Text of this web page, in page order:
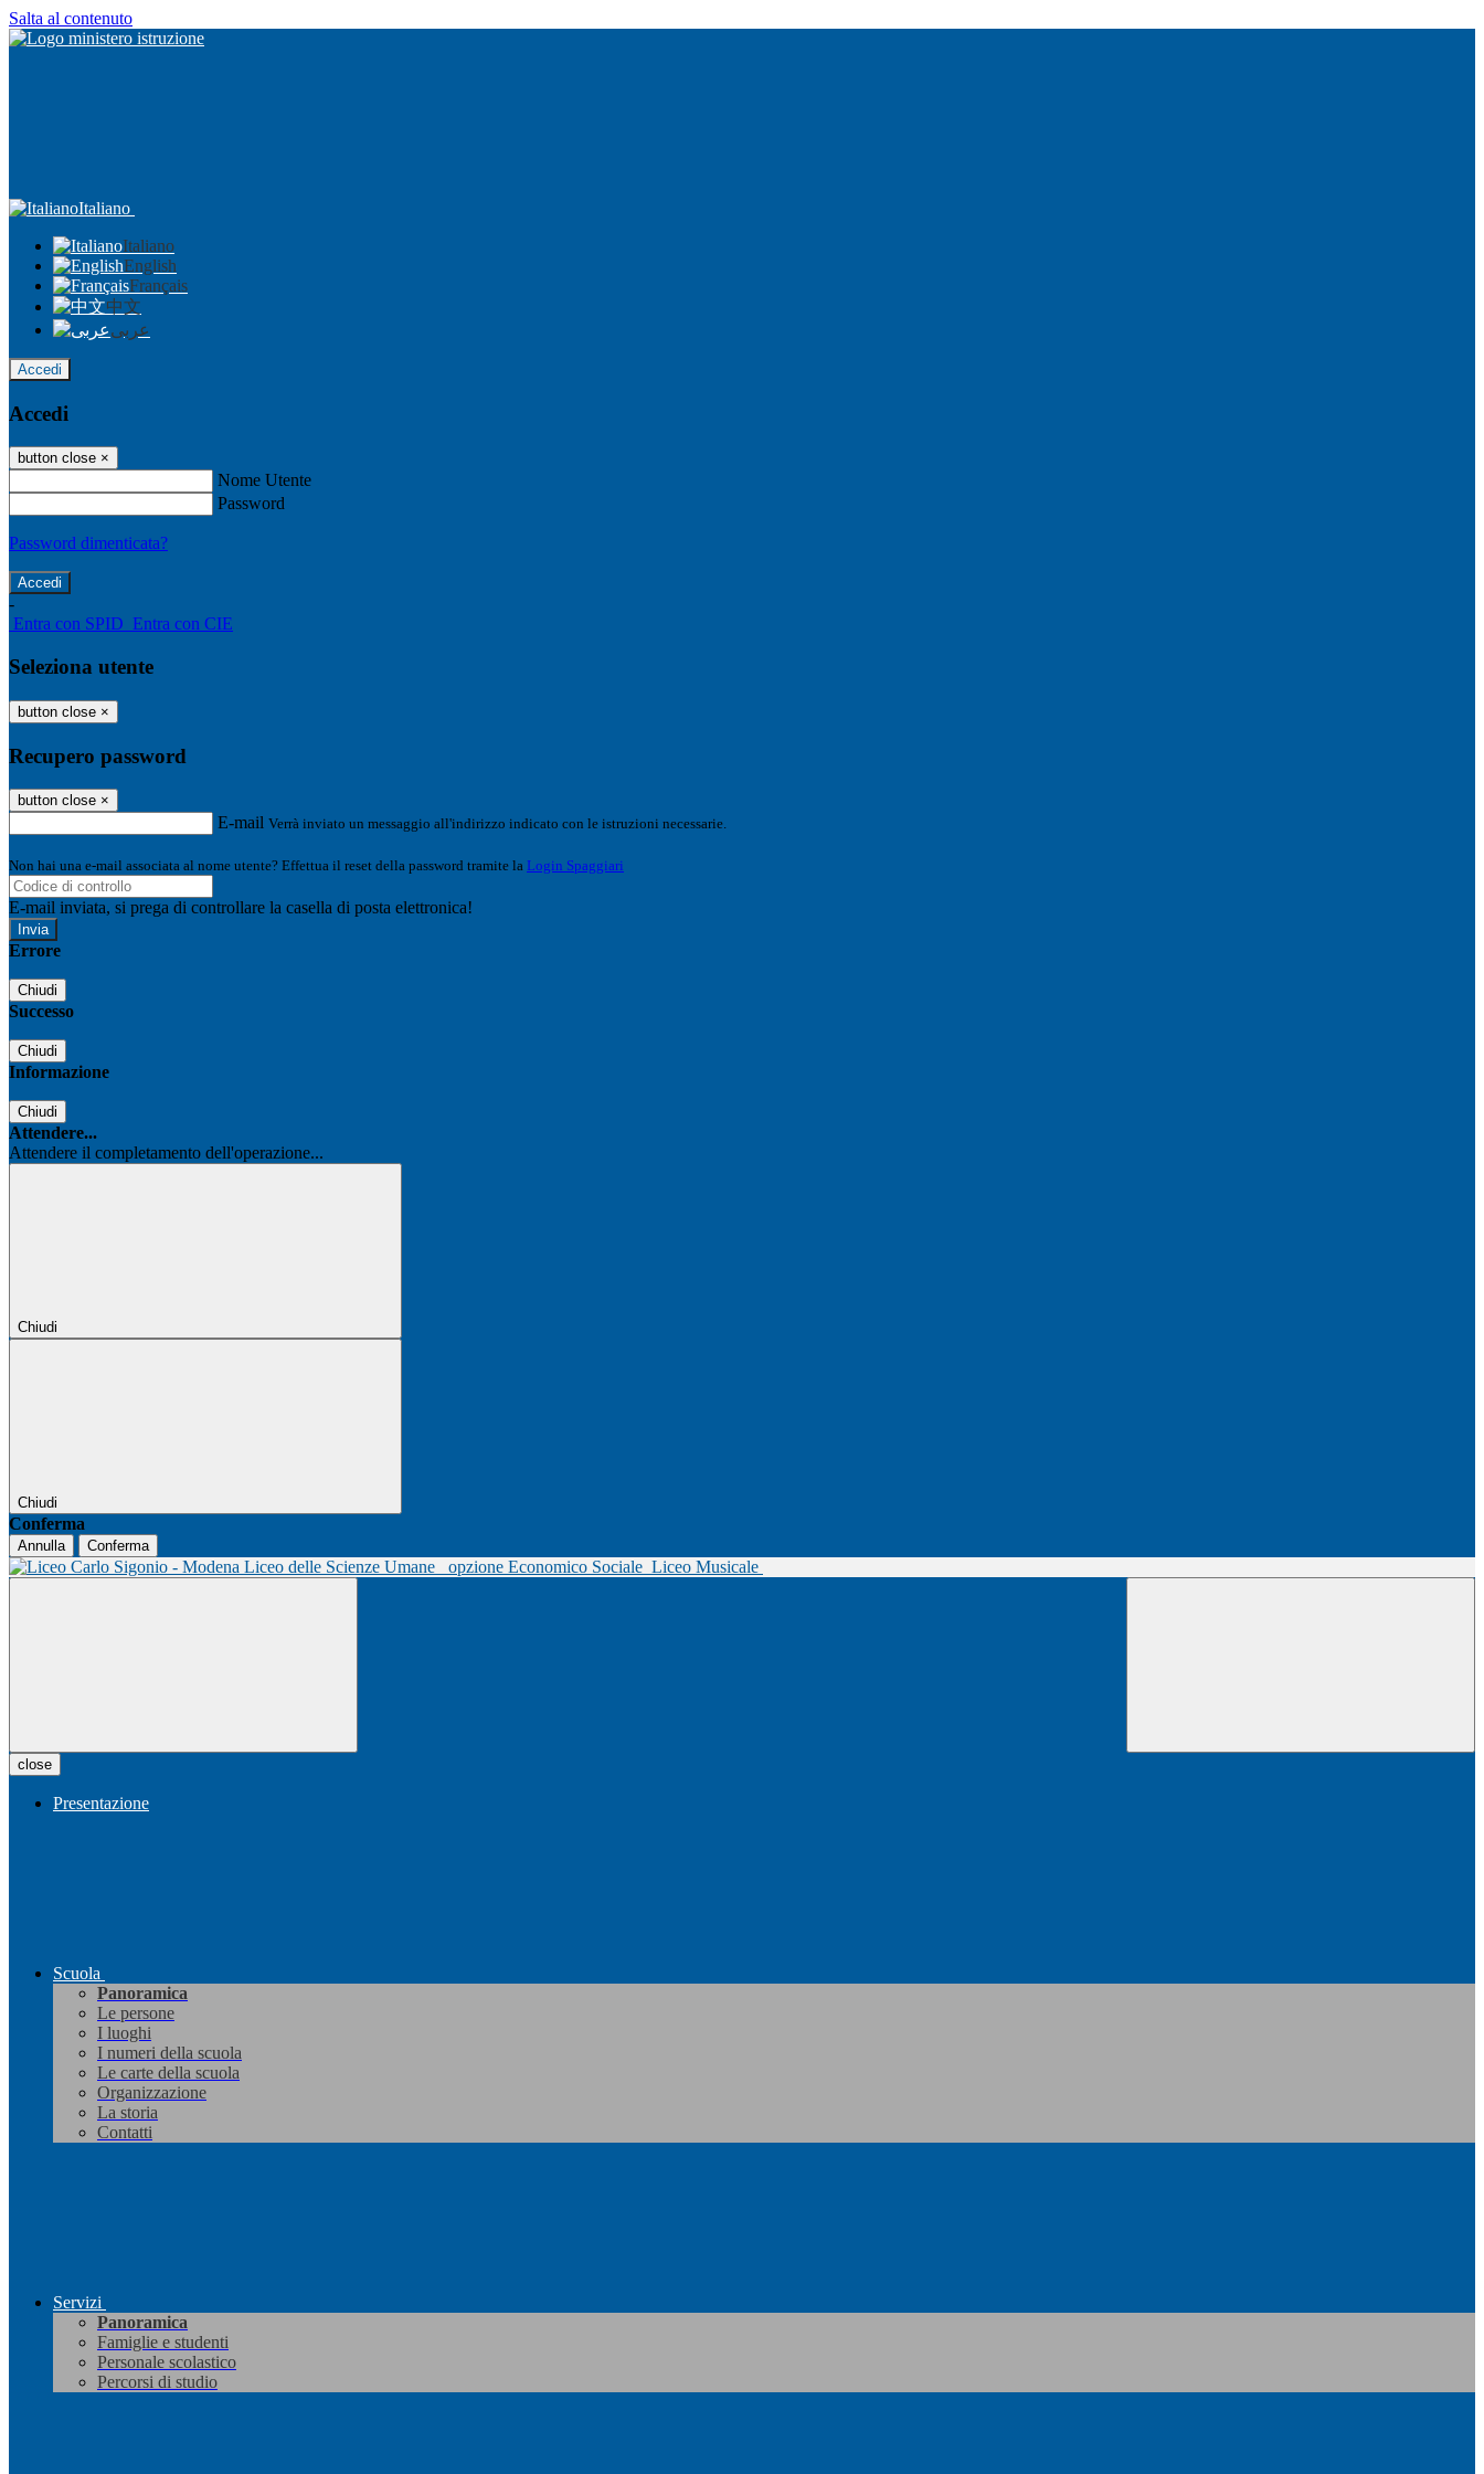
Salta al contenuto
Italiano
Italiano
English
Français
中文
عربى
Accedi
Accedi
button close ×
Nome Utente
Password
Password dimenticata?
-
Entra con SPID Entra con CIE
Seleziona utente
button close ×
Recupero password
button close ×
E-mail Verrà inviato un messaggio all'indirizzo indicato con le istruzioni necessarie.
Non hai una e-mail associata al nome utente? Effettua il reset della password tramite la Login Spaggiari
E-mail inviata, si prega di controllare la casella di posta elettronica!
Errore
Chiudi
Successo
Chiudi
Informazione
Chiudi
Attendere...
Attendere il completamento dell'operazione...
Chiudi
Chiudi
Conferma
Annulla Conferma
Liceo delle Scienze Umane opzione Economico Sociale Liceo Musicale
close
Presentazione
Scuola
Panoramica
Le persone
I luoghi
I numeri della scuola
Le carte della scuola
Organizzazione
La storia
Contatti
Servizi
Panoramica
Famiglie e studenti
Personale scolastico
Percorsi di studio